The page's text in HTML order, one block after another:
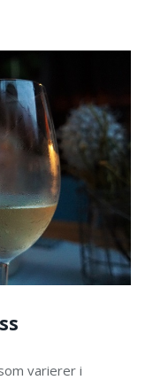
varierer i